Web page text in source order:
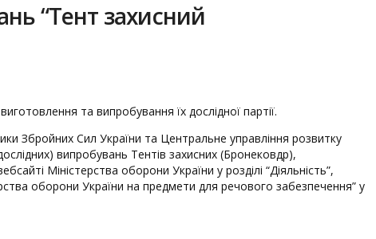
“Тент захисний
та випробування їх дослідної партії.
Збройних Сил України та Центральне управління розвитку
випробувань Тентів захисних (Бронековдр),
Міністерства оборони України у розділі “Діяльність”,
оборони України на предмети для речового забезпечення” у